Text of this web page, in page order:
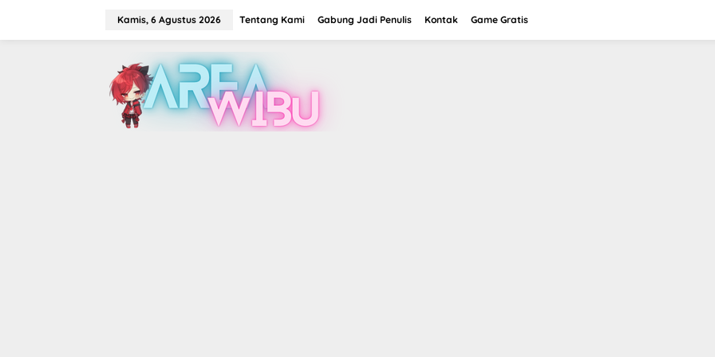
Kamis, 6 Agustus 2026 Tentang Kami Gabung Jadi Penulis Kontak Game Gratis